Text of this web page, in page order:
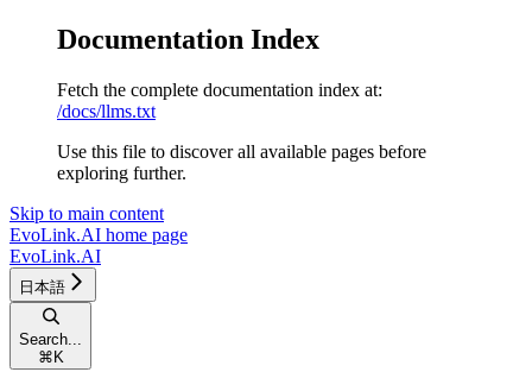
Documentation Index
Fetch the complete documentation index at:
/docs/llms.txt
Use this file to discover all available pages before
exploring further.
Skip to main content
EvoLink.AI home page
EvoLink.AI
日本語
Search...
⌘ K